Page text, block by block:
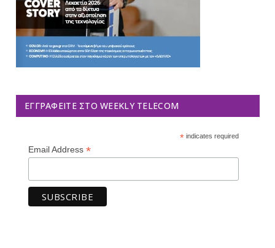
ΕΓΓΡΑΦΕΊΤΕ ΣΤΟ WEEKLY TELECOM
*indicates required
Email Address *